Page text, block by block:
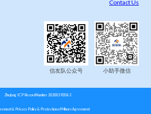
Contact Us
信友队公众号 小助手微信
Zhejiang ICP Record Number 2020039208-3
& Privacy Policy & Protection of Minors Agreement